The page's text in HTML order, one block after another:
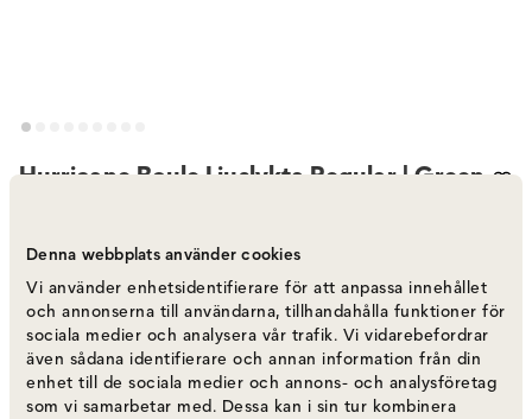
Denna webbplats använder cookies
Vi använder enhetsidentifierare för att anpassa innehållet
och annonserna till användarna, tillhandahålla funktioner för
sociala medier och analysera vår trafik. Vi vidarebefordrar
även sådana identifierare och annan information från din
enhet till de sociala medier och annons- och analysföretag
som vi samarbetar med. Dessa kan i sin tur kombinera
Hurricane Boule Ljuslykta Regular | Green
Välj färgGreen
Green
1 190 kr
I lager